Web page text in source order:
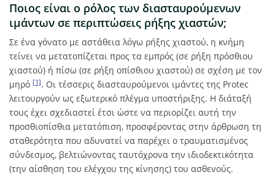
Ποιος είναι ο ρόλος των διασταυρούμενων
ιμάντων σε περιπτώσεις ρήξης χιαστών;
Σε ένα γόνατο με αστάθεια λόγω ρήξης χιαστού, η κνήμη
τείνει να μετατοπίζεται προς τα εμπρός (σε ρήξη πρόσθιου
χιαστού) ή πίσω (σε ρήξη οπίσθιου χιαστού) σε σχέση με τον
μηρό [1]. Οι τέσσερις διασταυρούμενοι ιμάντες της Protec
λειτουργούν ως εξωτερικό πλέγμα υποστήριξης. Η διάταξή
τους έχει σχεδιαστεί έτσι ώστε να περιορίζει αυτή την
προσθιοπίσθια μετατόπιση, προσφέροντας στην άρθρωση τη
σταθερότητα που αδυνατεί να παρέχει ο τραυματισμένος
σύνδεσμος, βελτιώνοντας ταυτόχρονα την ιδιοδεκτικότητα
(την αίσθηση του ελέγχου της κίνησης) του ασθενούς.